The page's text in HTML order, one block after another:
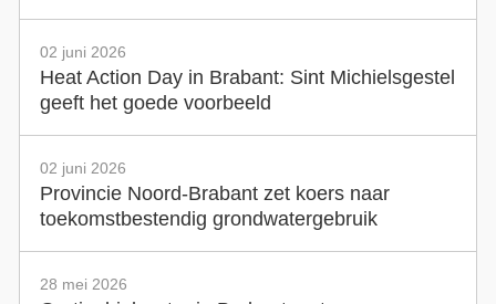
02 juni 2026
Heat Action Day in Brabant: Sint Michielsgestel
geeft het goede voorbeeld
02 juni 2026
Provincie Noord-Brabant zet koers naar
toekomstbestendig grondwatergebruik
28 mei 2026